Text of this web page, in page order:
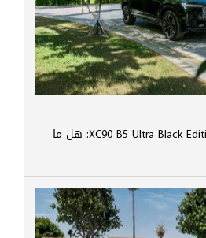
تجربة فولفو XC90 B5 Ultra Black Edition 2026: هل ما